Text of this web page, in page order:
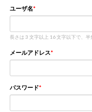
ユーザ名
長さは 3 文字以上 16 文字以下で、半
メールアドレス
パスワード